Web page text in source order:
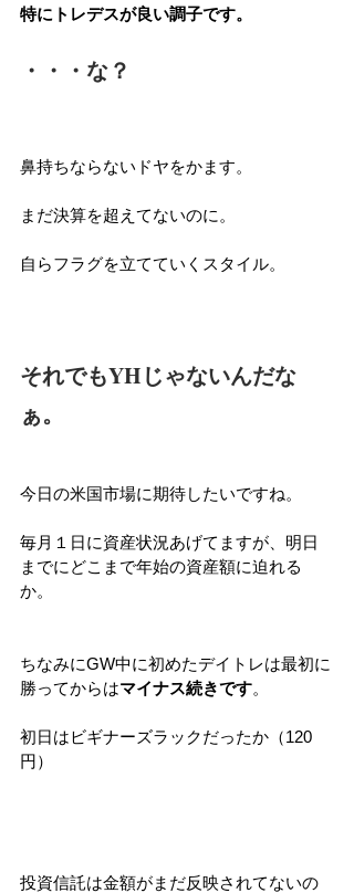
特にトレデスが良い調子です。
・・・な？
鼻持ちならないドヤをかます。
まだ決算を超えてないのに。
自らフラグを立てていくスタイル。
それでもYHじゃないんだな
ぁ。
今日の米国市場に期待したいですね。
毎月１日に資産状況あげてますが、明日
までにどこまで年始の資産額に迫れる
か。
ちなみにGW中に初めたデイトレは最初に
勝ってからはマイナス続きです。
初日はビギナーズラックだったか（120
円）
投資信託は金額がまだ反映されてないの